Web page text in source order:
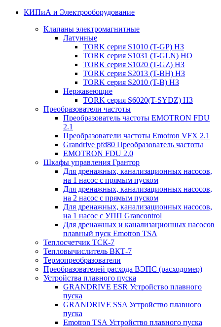
КИПиА и Электрооборудование
Клапаны электромагнитные
Латунные
TORK серия S1010 (T-GP) НЗ
TORK серия S1031 (T-GLN) НО
TORK серия S1020 (T-GZ) НЗ
TORK серия S2013 (T-BH) НЗ
TORK серия S2010 (T-B) НЗ
Нержавеющие
TORK серия S6020(T-SYDZ) НЗ
Преобразователи частоты
Преобразователь частоты EMOTRON FDU
2.1
Преобразователи частоты Emotron VFX 2.1
Grandrive pfd80 Преобразователь частоты
EMOTRON FDU 2.0
Шкафы управления Грантор
Для дренажных, канализационных насосов,
на 1 насос с прямым пуском
Для дренажных, канализационных насосов,
на 2 насос с прямым пуском
Для дренажных, канализационных насосов,
на 1 насос с УПП Grancontrol
Для дренажных и канализационных насосов
плавный пуск Emotron TSA
Теплосчетчик ТСК-7
Тепловычислитель ВКТ-7
Термопреобразователи
Преобразователей расхода ВЭПС (расходомер)
Устройства плавного пуска
GRANDRIVE ESR Устройство плавного
пуска
GRANDRIVE SSA Устройство плавного
пуска
Emotron TSA Устройство плавного пуска